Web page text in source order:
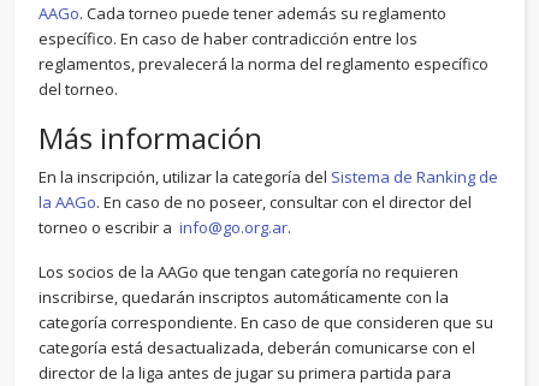
AAGo. Cada torneo puede tener además su reglamento
específico. En caso de haber contradicción entre los
reglamentos, prevalecerá la norma del reglamento específico
del torneo.
Más información
En la inscripción, utilizar la categoría del Sistema de Ranking de
la AAGo. En caso de no poseer, consultar con el director del
torneo o escribir a info@go.org.ar.
Los socios de la AAGo que tengan categoría no requieren
inscribirse, quedarán inscriptos automáticamente con la
categoría correspondiente. En caso de que consideren que su
categoría está desactualizada, deberán comunicarse con el
director de la liga antes de jugar su primera partida para